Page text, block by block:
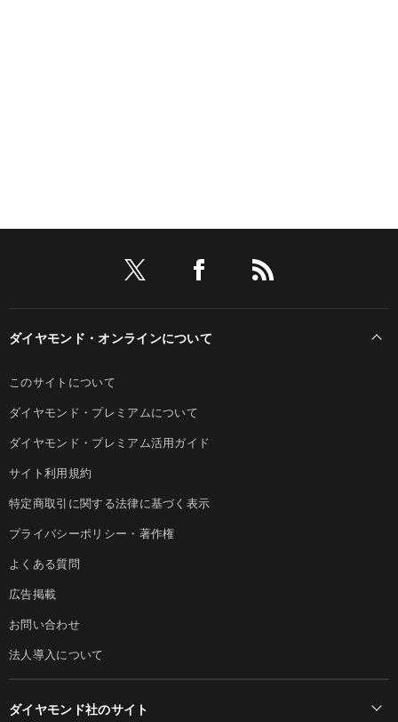
ダイヤモンド・オンラインについて
このサイトについて
ダイヤモンド・プレミアムについて
ダイヤモンド・プレミアム活用ガイド
サイト利用規約
特定商取引に関する法律に基づく表示
プライバシーポリシー・著作権
よくある質問
広告掲載
お問い合わせ
法人導入について
ダイヤモンド社のサイト